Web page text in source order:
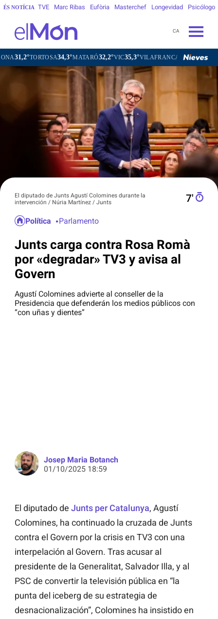
ÉS NOTÍCIA TVE Marc Ribas Eufòria Masterchef Longevidad Psicólogo
CA
34,3°MATARÓ32,2°VIC35,3°VILAFRANCA DEL PENEDÈS31,7°
El diputado de Junts Agustí Colomines durante la
intervención / Núria Martínez / Junts
7′
Política Parlamento
Junts carga contra Rosa Romà
por «degradar» TV3 y avisa al
Govern
Agustí Colomines advierte al conseller de la
Presidencia que defenderán los medios públicos con
“con uñas y dientes”
Josep Maria Botanch
01/10/2025 18:59
El diputado de Junts per Catalunya, Agustí
Colomines, ha continuado la cruzada de Junts
contra el Govern por la crisis en TV3 con una
interpelación al Govern. Tras acusar al
presidente de la Generalitat, Salvador Illa, y al
PSC de convertir la televisión pública en “la
punta del iceberg de su estrategia de
desnacionalización”, Colomines ha insistido en